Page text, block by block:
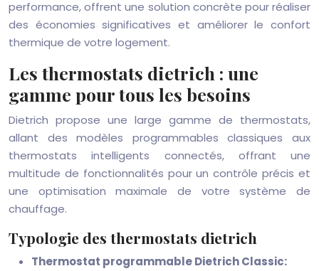
performance, offrent une solution concrète pour réaliser
des économies significatives et améliorer le confort
thermique de votre logement.
Les thermostats dietrich : une
gamme pour tous les besoins
Dietrich propose une large gamme de thermostats,
allant des modèles programmables classiques aux
thermostats intelligents connectés, offrant une
multitude de fonctionnalités pour un contrôle précis et
une optimisation maximale de votre système de
chauffage.
Typologie des thermostats dietrich
Thermostat programmable Dietrich Classic: